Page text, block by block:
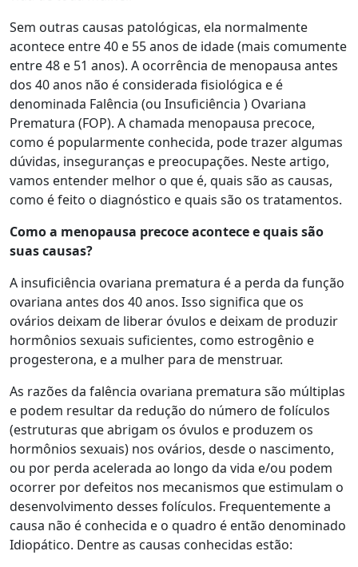
Sem outras causas patológicas, ela normalmente
acontece entre 40 e 55 anos de idade (mais comumente
entre 48 e 51 anos). A ocorrência de menopausa antes
dos 40 anos não é considerada fisiológica e é
denominada Falência (ou Insuficiência ) Ovariana
Prematura (FOP). A chamada menopausa precoce,
como é popularmente conhecida, pode trazer algumas
dúvidas, inseguranças e preocupações. Neste artigo,
vamos entender melhor o que é, quais são as causas,
como é feito o diagnóstico e quais são os tratamentos.
Como a menopausa precoce acontece e quais são
suas causas?
A insuficiência ovariana prematura é a perda da função
ovariana antes dos 40 anos. Isso significa que os
ovários deixam de liberar óvulos e deixam de produzir
hormônios sexuais suficientes, como estrogênio e
progesterona, e a mulher para de menstruar.
As razões da falência ovariana prematura são múltiplas
e podem resultar da redução do número de folículos
(estruturas que abrigam os óvulos e produzem os
hormônios sexuais) nos ovários, desde o nascimento,
ou por perda acelerada ao longo da vida e/ou podem
ocorrer por defeitos nos mecanismos que estimulam o
desenvolvimento desses folículos. Frequentemente a
causa não é conhecida e o quadro é então denominado
Idiopático. Dentre as causas conhecidas estão: